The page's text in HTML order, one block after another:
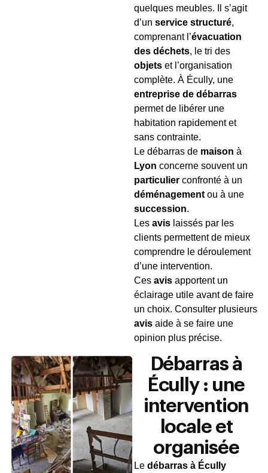
quelques meubles. Il s’agit
d’un service structuré,
comprenant l’évacuation
des déchets, le tri des
objets et l’organisation
complète. À Écully, une
entreprise de débarras
permet de libérer une
habitation rapidement et
sans contrainte.
Le débarras de maison à
Lyon concerne souvent un
particulier confronté à un
déménagement ou à une
succession.
Les avis laissés par les
clients permettent de mieux
comprendre le déroulement
d’une intervention.
Ces avis apportent un
éclairage utile avant de faire
un choix. Consulter plusieurs
avis aide à se faire une
opinion plus précise.
Débarras à
Écully : une
intervention
locale et
organisée
Le débarras à Écully